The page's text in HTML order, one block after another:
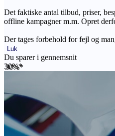
Det faktiske antal tilbud, priser,
offline kampagner m.m. Opret
Der tages forbehold for fejl og
Luk
Du sparer i gennemsnit
30%*